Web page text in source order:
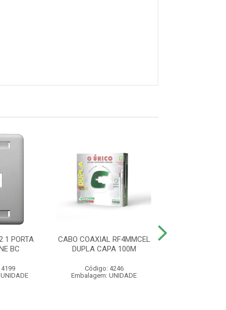
1 PORTA
BC
CABO COAXIAL RF4MMCEL
DUPLA CAPA 100M
Código: 4246
Embalagem: UNIDADE